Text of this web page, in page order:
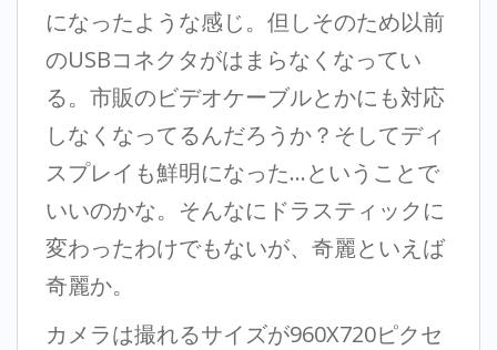
になったような感じ。但しそのため以前
のUSBコネクタがはまらなくなってい
る。市販のビデオケーブルとかにも対応
しなくなってるんだろうか？そしてディ
スプレイも鮮明になった…ということで
いいのかな。そんなにドラスティックに
変わったわけでもないが、奇麗といえば
奇麗か。
カメラは撮れるサイズが960X720ピクセ